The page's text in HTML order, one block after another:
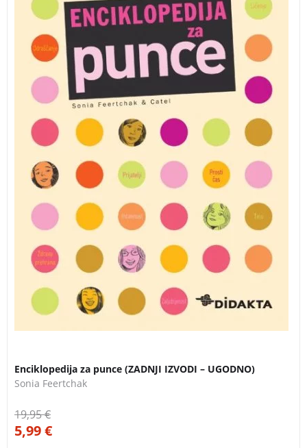
morajo starši in učitelji postavljati toliko pravil in
omejitev?ZADNJI IZVODI – knjiga je rahlo
poškodovana na naslovnici!
Enciklopedija za punce (ZADNJI IZVODI – UGODNO)
Sonia Feertchak
19,95€
5,99€